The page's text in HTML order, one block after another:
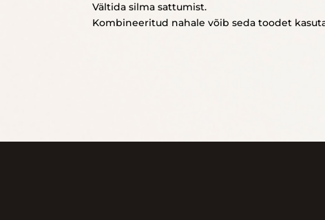
Vältida silma sattumist.
Kombineeritud nahale võib seda toodet